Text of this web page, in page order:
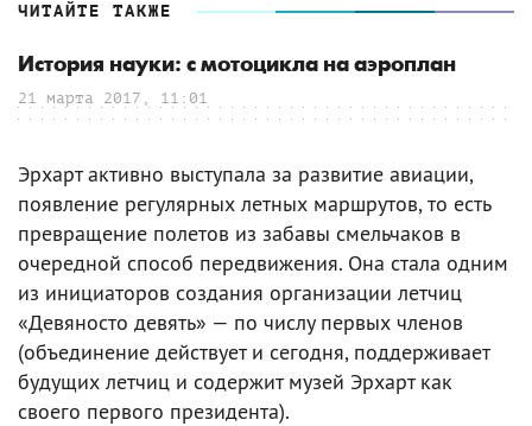
ЧИТАЙТЕ ТАКЖЕ
История науки: с мотоцикла на аэроплан
21 марта 2017, 11:01
Эрхарт активно выступала за развитие авиации,
появление регулярных летных маршрутов, то есть
превращение полетов из забавы смельчаков в
очередной способ передвижения. Она стала одним
из инициаторов создания организации летчиц
«Девяносто девять» — по числу первых членов
(объединение действует и сегодня, поддерживает
будущих летчиц и содержит музей Эрхарт как
своего первого президента).